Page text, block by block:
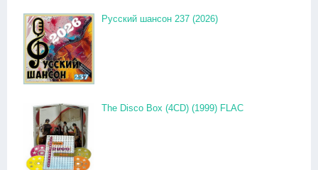
Русский шансон 237 (2026)
The Disco Box (4CD) (1999) FLAC